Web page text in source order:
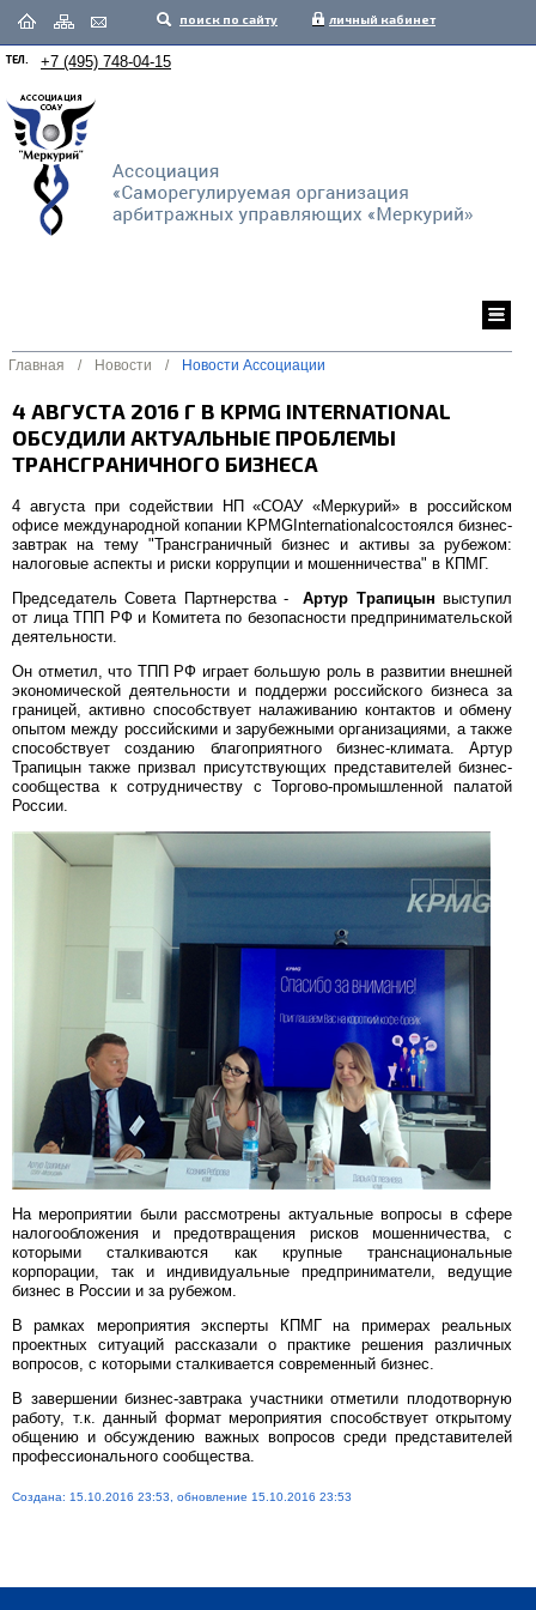
поиск по сайту личный кабинет
ТЕЛ. +7 (495) 748-04-15
Главная / Новости / Новости Ассоциации
4 АВГУСТА 2016 Г В KPMG INTERNATIONAL
ОБСУДИЛИ АКТУАЛЬНЫЕ ПРОБЛЕМЫ
ТРАНСГРАНИЧНОГО БИЗНЕСА
4 августа при содействии НП «СОАУ «Меркурий» в российском
офисе международной копании KPMGInternationalсостоялся бизнес-
завтрак на тему "Трансграничный бизнес и активы за рубежом:
налоговые аспекты и риски коррупции и мошенничества" в КПМГ.
Председатель Совета Партнерства -Артур Трапицын выступил
от лица ТПП РФ и Комитета по безопасности предпринимательской
деятельности.
Он отметил, что ТПП РФ играет большую роль в развитии внешней
экономической деятельности и поддержи российского бизнеса за
границей, активно способствует налаживанию контактов и обмену
опытом между российскими и зарубежными организациями, а также
способствует созданию благоприятного бизнес-климата. Артур
Трапицын также призвал присутствующих представителей бизнес-
сообщества к сотрудничеству с Торгово-промышленной палатой
России.
На мероприятии были рассмотрены актуальные вопросы в сфере
налогообложения и предотвращения рисков мошенничества, с
которыми сталкиваются как крупные транснациональные
корпорации, так и индивидуальные предприниматели, ведущие
бизнес в России и за рубежом.
В рамках мероприятия эксперты КПМГ на примерах реальных
проектных ситуаций рассказали о практике решения различных
вопросов, с которыми сталкивается современный бизнес.
В завершении бизнес-завтрака участники отметили плодотворную
работу, т.к. данный формат мероприятия способствует открытому
общению и обсуждению важных вопросов среди представителей
профессионального сообщества.
Создана: 15.10.2016 23:53, обновление 15.10.2016 23:53